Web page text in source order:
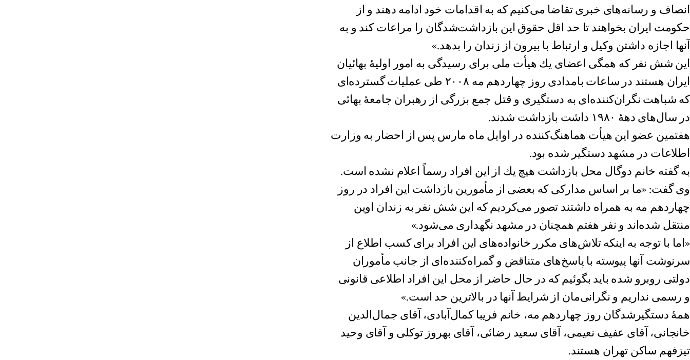
انصاف و رسانه‌هاى خبرى تقاضا مى‌كنيم که به اقدامات خود ادامه دهند و از
حكومت ايران بخواهند تا حد اقل حقوق اين بازداشت‌شدگان را مراعات كند و به
آنها اجازه داشتن وكيل و ارتباط با بيرون از زندان را بدهد.»
اين شش نفر كه همگى اعضاى يك هيأت ملى براى رسيدگى به امور اوليۀ بهائيان
ايران هستند در ساعات بامدادى روز چهاردهم مه ٢٠٠٨ طى عمليات گسترده‌اى
كه شباهت نگران‌كننده‌اى به دستگيرى و قتل جمع بزرگى از رهبران جامعۀ بهائى
در سال‌هاى دهۀ ١٩٨٠ داشت بازداشت شدند.
هفتمين عضو اين هيأت هماهنگ‌كننده در اوايل ماه مارس پس از احضار به وزارت
اطلاعات در مشهد دستگير شده بود.
به گفته خانم دوگال محل بازداشت هيچ يك از اين افراد رسماً اعلام نشده است.
وى گفت: «ما بر اساس مداركى كه بعضى از مأمورين بازداشت اين افراد در روز
چهاردهم مه به همراه داشتند تصور مى‌كرديم كه اين شش نفر به زندان اوين
منتقل شده‌اند و نفر هفتم همچنان در مشهد نگهدارى مى‌شود.»
«اما با توجه به اينكه تلاش‌هاى مكرر خانواده‌هاى اين افراد براى كسب اطلاع از
سرنوشت آنها پيوسته با پاسخ‌هاى متناقض و گمراه‌كننده‌اى از جانب مأموران
دولتى روبرو شده بايد بگوئيم كه در حال حاضر از محل اين افراد اطلاعى قانونی
و رسمی نداريم و نگرانى‌مان از شرایط آنها در بالاترين حد است.»
همۀ‌ دستگيرشدگان روز چهاردهم مه، خانم فريبا كمال‌آبادى، آقاى جمال‌الدين
خانجانى، آقاى عفيف نعيمى، آقاى سعيد رضائى، آقاى بهروز توكلى و آقاى وحيد
تيزفهم ساكن تهران هستند.